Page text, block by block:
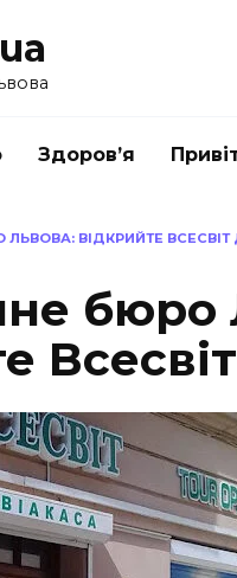
Здоров’я
ВІДКРИЙТЕ ВСЕСВІТ
бюро